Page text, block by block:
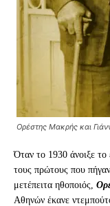
Ορέστης Μακρής και
Όταν το 1930 άνοιξε
τους πρώτους που
μετέπειτα ηθοποιός,
Αθηνών έκανε